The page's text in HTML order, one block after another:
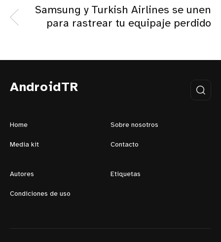
Samsung y Turkish Airlines se unen
para rastrear tu equipaje perdido
AndroidTR
Home Sobre nosotros
Media kit Contacto
Autores Etiquetas
Condiciones de uso